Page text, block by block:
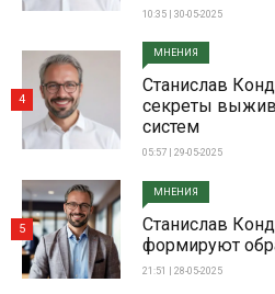
10:35 | 30-05-2025
МНЕНИЯ
Станислав
секреты
систем
05:57 | 29-05-2025
4
МНЕНИЯ
Станислав
формируют
21:51 | 28-05-2025
5